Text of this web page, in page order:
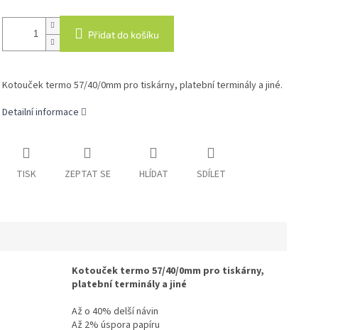
Přidat do košíku
Kotouček termo 57/40/0mm pro tiskárny, platební terminály a jiné.
Detailní informace
TISK ZEPTAT SE HLÍDAT SDÍLET
Kotouček termo 57/40/0mm pro tiskárny,
platební terminály a jiné
Až o 40% delší návin
Až 2% úspora papíru